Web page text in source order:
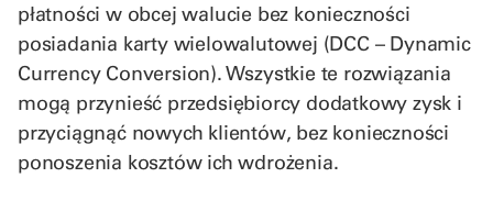
płatności w obcej walucie bez konieczności
posiadania karty wielowalutowej (DCC – Dynamic
Currency Conversion). Wszystkie te rozwiązania
mogą przynieść przedsiębiorcy dodatkowy zysk i
przyciągnąć nowych klientów, bez konieczności
ponoszenia kosztów ich wdrożenia.